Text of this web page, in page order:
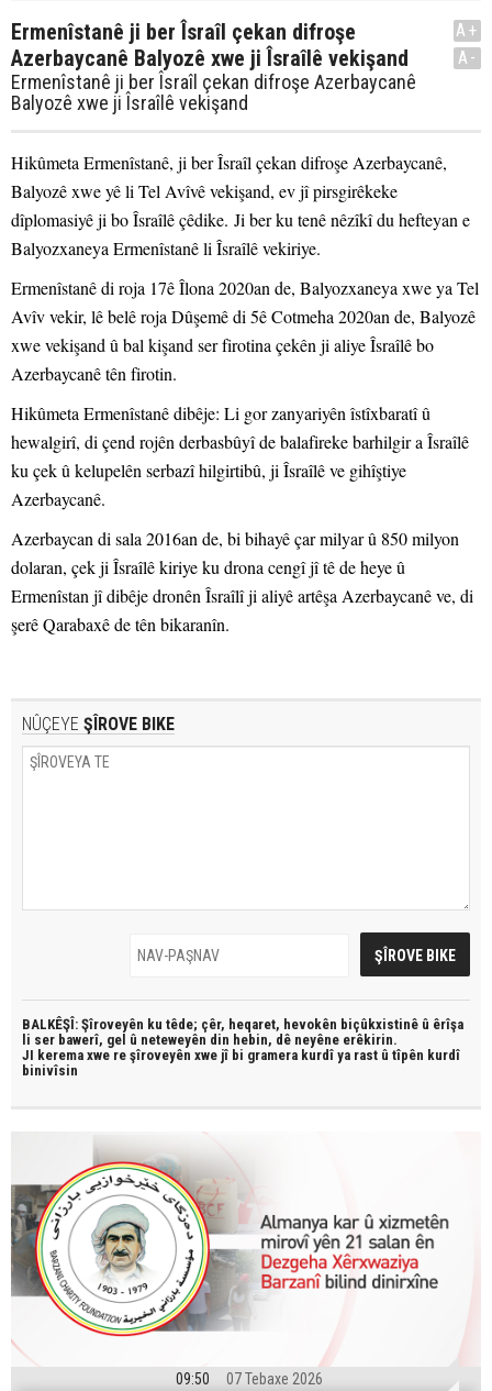
Ermenîstanê ji ber Îsraîl çekan difroşe
Azerbaycanê Balyozê xwe ji Îsraîlê vekişand
Ermenîstanê ji ber Îsraîl çekan difroşe Azerbaycanê
Balyozê xwe ji Îsraîlê vekişand
A+
A-
Hikûmeta Ermenîstanê, ji ber Îsraîl çekan difroşe Azerbaycanê,
Balyozê xwe yê li Tel Avîvê vekişand, ev jî pirsgirêkeke
dîplomasiyê ji bo Îsraîlê çêdike. Ji ber ku tenê nêzîkî du hefteyan e
Balyozxaneya Ermenîstanê li Îsraîlê vekiriye.
Ermenîstanê di roja 17ê Îlona 2020an de, Balyozxaneya xwe ya Tel
Avîv vekir, lê belê roja Dûşemê di 5ê Cotmeha 2020an de, Balyozê
xwe vekişand û bal kişand ser firotina çekên ji aliye Îsraîlê bo
Azerbaycanê tên firotin.
Hikûmeta Ermenîstanê dibêje: Li gor zanyariyên îstîxbaratî û
hewalgirî, di çend rojên derbasbûyî de balafireke barhilgir a Îsraîlê
ku çek û kelupelên serbazî hilgirtibû, ji Îsraîlê ve gihîştiye
Azerbaycanê.
Azerbaycan di sala 2016an de, bi bihayê çar milyar û 850 milyon
dolaran, çek ji Îsraîlê kiriye ku drona cengî jî tê de heye û
Ermenîstan jî dibêje dronên Îsraîlî ji aliyê artêşa Azerbaycanê ve, di
şerê Qarabaxê de tên bikaranîn.
NÛÇEYE ŞÎROVE BIKE
BALKÊŞÎ: Şîroveyên ku têde; çêr, heqaret, hevokên biçûkxistinê û êrîşa
li ser bawerî, gel û neteweyên din hebin, dê neyêne erêkirin.
JI kerema xwe re şîroveyên xwe jî bi gramera kurdî ya rast û tîpên kurdî
binivîsin
09:50 07 Tebaxe 2026